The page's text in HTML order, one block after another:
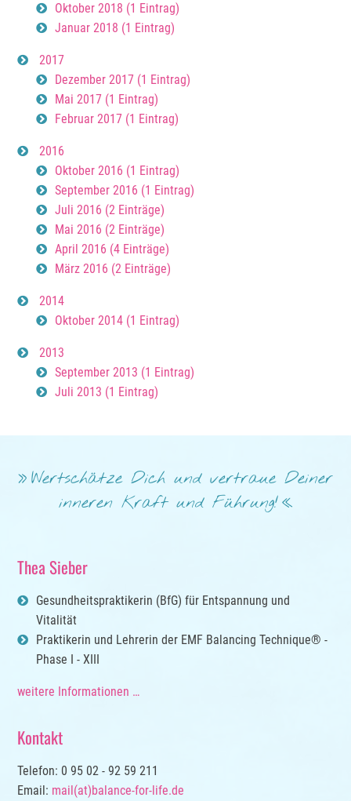
Oktober 2018 (1 Eintrag)
Januar 2018 (1 Eintrag)
2017
Dezember 2017 (1 Eintrag)
Mai 2017 (1 Eintrag)
Februar 2017 (1 Eintrag)
2016
Oktober 2016 (1 Eintrag)
September 2016 (1 Eintrag)
Juli 2016 (2 Einträge)
Mai 2016 (2 Einträge)
April 2016 (4 Einträge)
März 2016 (2 Einträge)
2014
Oktober 2014 (1 Eintrag)
2013
September 2013 (1 Eintrag)
Juli 2013 (1 Eintrag)
Wertschätze Dich und vertraue Deiner
inneren Kraft und Führung!
Thea Sieber
Gesundheitspraktikerin (BfG) für Entspannung und
Vitalität
Praktikerin und Lehrerin der EMF Balancing Technique® -
Phase I - XIII
weitere Informationen …
Kontakt
Telefon: 0 95 02 - 92 59 211
Email: mail(at)balance-for-life.de